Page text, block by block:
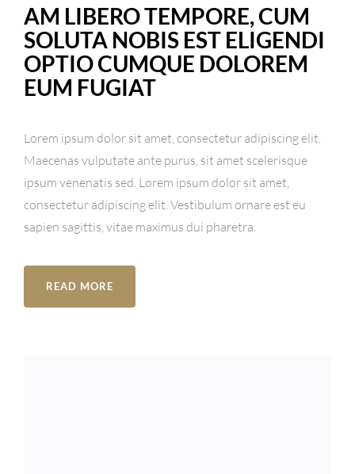
libero
tempore,
cum
soluta
eligendi
optio
dolorem
AM LIBERO TEMPORE, CUM
SOLUTA NOBIS EST ELIGENDI
OPTIO CUMQUE DOLOREM
EUM FUGIAT
Lorem ipsum dolor sit amet, consectetur adipiscing elit.
Maecenas vulputate ante purus, sit amet scelerisque
ipsum venenatis sed. Lorem ipsum dolor sit amet,
consectetur adipiscing elit. Vestibulum ornare est eu
sapien sagittis, vitae maximus dui pharetra.
READ MORE